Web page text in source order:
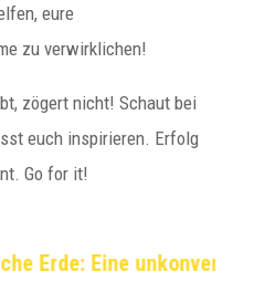
eure
zu verwirklichen!
zögert nicht! Schaut bei
euch inspirieren. Erfolg
Go for it!
unkonventionelle